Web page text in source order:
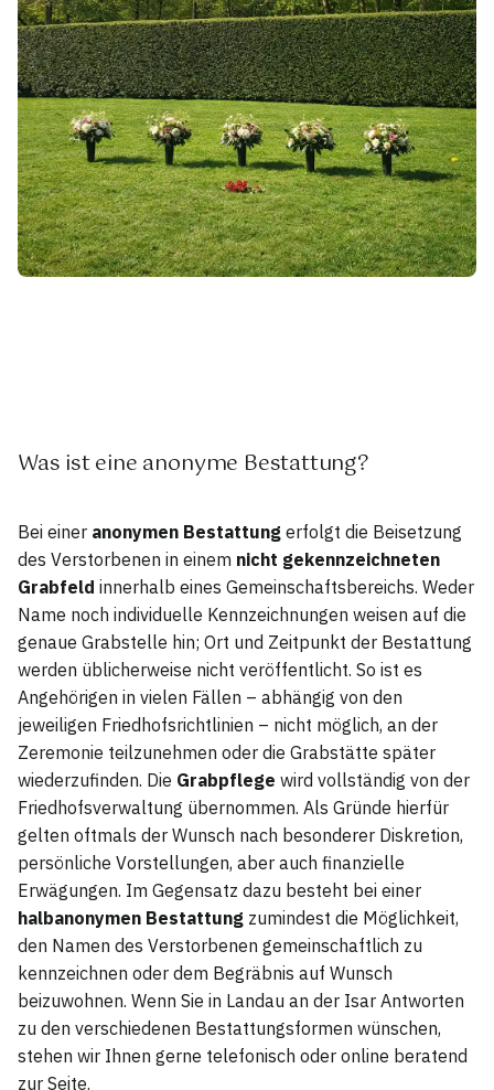
Was ist eine anonyme Bestattung?
Bei einer anonymen Bestattung erfolgt die Beisetzung
des Verstorbenen in einem nicht gekennzeichneten
Grabfeld innerhalb eines Gemeinschaftsbereichs. Weder
Name noch individuelle Kennzeichnungen weisen auf die
genaue Grabstelle hin; Ort und Zeitpunkt der Bestattung
werden üblicherweise nicht veröffentlicht. So ist es
Angehörigen in vielen Fällen – abhängig von den
jeweiligen Friedhofsrichtlinien – nicht möglich, an der
Zeremonie teilzunehmen oder die Grabstätte später
wiederzufinden. Die Grabpflege wird vollständig von der
Friedhofsverwaltung übernommen. Als Gründe hierfür
gelten oftmals der Wunsch nach besonderer Diskretion,
persönliche Vorstellungen, aber auch finanzielle
Erwägungen. Im Gegensatz dazu besteht bei einer
halbanonymen Bestattung zumindest die Möglichkeit,
den Namen des Verstorbenen gemeinschaftlich zu
kennzeichnen oder dem Begräbnis auf Wunsch
beizuwohnen. Wenn Sie in Landau an der Isar Antworten
zu den verschiedenen Bestattungsformen wünschen,
stehen wir Ihnen gerne telefonisch oder online beratend
zur Seite.